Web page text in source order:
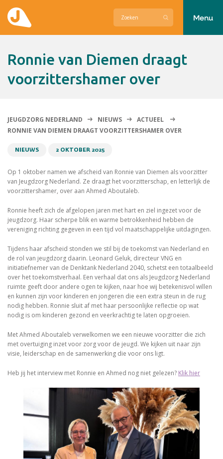
Contact
Menu
Ronnie van Diemen draagt
voorzittershamer over
JEUGDZORG NEDERLAND NIEUWS
ACTUEEL
RONNIE VAN DIEMEN DRAAGT VOORZITTERSHAMER OVER
NIEUWS 2 OKTOBER 2025
Op 1 oktober namen we afscheid van Ronnie van Diemen als voorzitter
van Jeugdzorg Nederland. Ze draagt het voorzitterschap, en letterlijk de
voorzittershamer, over aan Ahmed Aboutaleb.
Ronnie heeft zich de afgelopen jaren met hart en ziel ingezet voor de
jeugdzorg. Haar scherpe blik en warme betrokkenheid hebben de
vereniging richting gegeven in een tijd vol maatschappelijke uitdagingen.
Tijdens haar afscheid stonden we stil bij de toekomst van Nederland en
de rol van jeugdzorg daarin. Leonard Geluk, directeur VNG en
initiatiefnemer van de Denktank Nederland 2040, schetst een totaalbeeld
over het toekomstverhaal. Een verhaal dat ons als Jeugdzorg Nederland
ruimte geeft door andere ogen te kijken, naar hoe wij betekenisvol willen
en kunnen zijn voor kinderen en jongeren die een extra steun in de rug
nodig hebben. Ronnie sluit af met haar persoonlijke reflectie op wat
nodig is om kinderen gezond en veerkrachtig te laten opgroeien.
Met Ahmed Aboutaleb verwelkomen we een nieuwe voorzitter die zich
met overtuiging inzet voor zorg voor de jeugd. We kijken uit naar zijn
visie, leiderschap en de samenwerking die voor ons ligt.
Heb jij het interview met Ronnie en Ahmed nog niet gelezen? Klik hier